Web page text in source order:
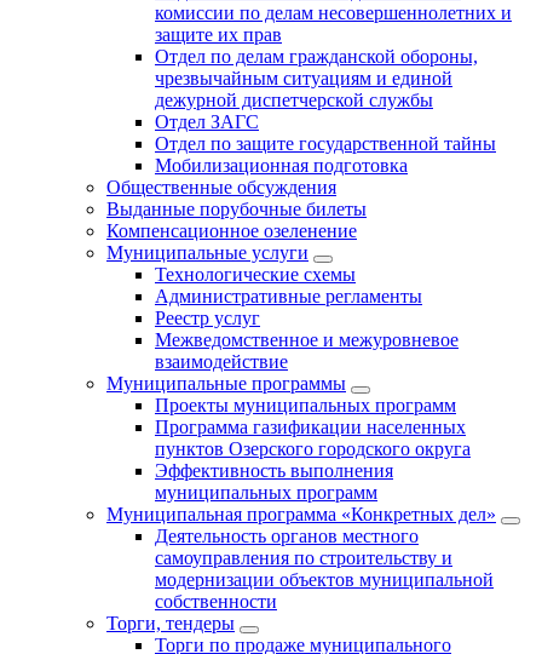
комиссии по делам несовершеннолетних и
защите их прав
Отдел по делам гражданской обороны,
чрезвычайным ситуациям и единой
дежурной диспетчерской службы
Отдел ЗАГС
Отдел по защите государственной тайны
Мобилизационная подготовка
Общественные обсуждения
Выданные порубочные билеты
Компенсационное озеленение
Муниципальные услуги
Технологические схемы
Административные регламенты
Реестр услуг
Межведомственное и межуровневое
взаимодействие
Муниципальные программы
Проекты муниципальных программ
Программа газификации населенных
пунктов Озерского городского округа
Эффективность выполнения
муниципальных программ
Муниципальная программа «Конкретных дел»
Деятельность органов местного
самоуправления по строительству и
модернизации объектов муниципальной
собственности
Торги, тендеры
Торги по продаже муниципального